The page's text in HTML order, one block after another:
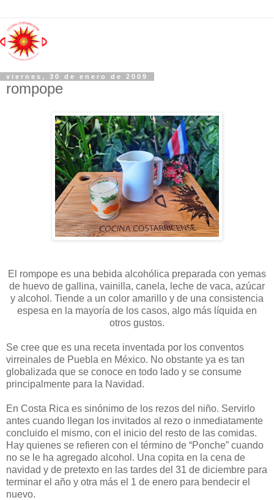
viernes, 30 de enero de 2009
rompope
El rompope es una bebida alcohólica preparada con yemas
de huevo de gallina, vainilla, canela, leche de vaca, azúcar
y alcohol. Tiende a un color amarillo y de una consistencia
espesa en la mayoría de los casos, algo más líquida en
otros gustos.
Se cree que es una receta inventada por los conventos
virreinales de Puebla en México. No obstante ya es tan
globalizada que se conoce en todo lado y se consume
principalmente para la Navidad.
En Costa Rica es sinónimo de los rezos del niño. Servirlo
antes cuando llegan los invitados al rezo o inmediatamente
concluido el mismo, con el inicio del resto de las comidas.
Hay quienes se refieren con el término de “Ponche” cuando
no se le ha agregado alcohol. Una copita en la cena de
navidad y de pretexto en las tardes del 31 de diciembre para
terminar el año y otra más el 1 de enero para bendecir el
nuevo.